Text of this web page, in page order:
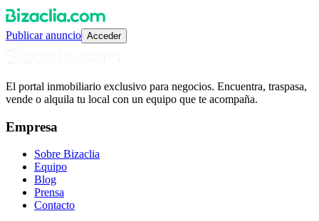
Publicar anuncio Acceder
El portal inmobiliario exclusivo para negocios. Encuentra, traspasa,
vende o alquila tu local con un equipo que te acompaña.
Empresa
Sobre Bizaclia
Equipo
Blog
Prensa
Contacto